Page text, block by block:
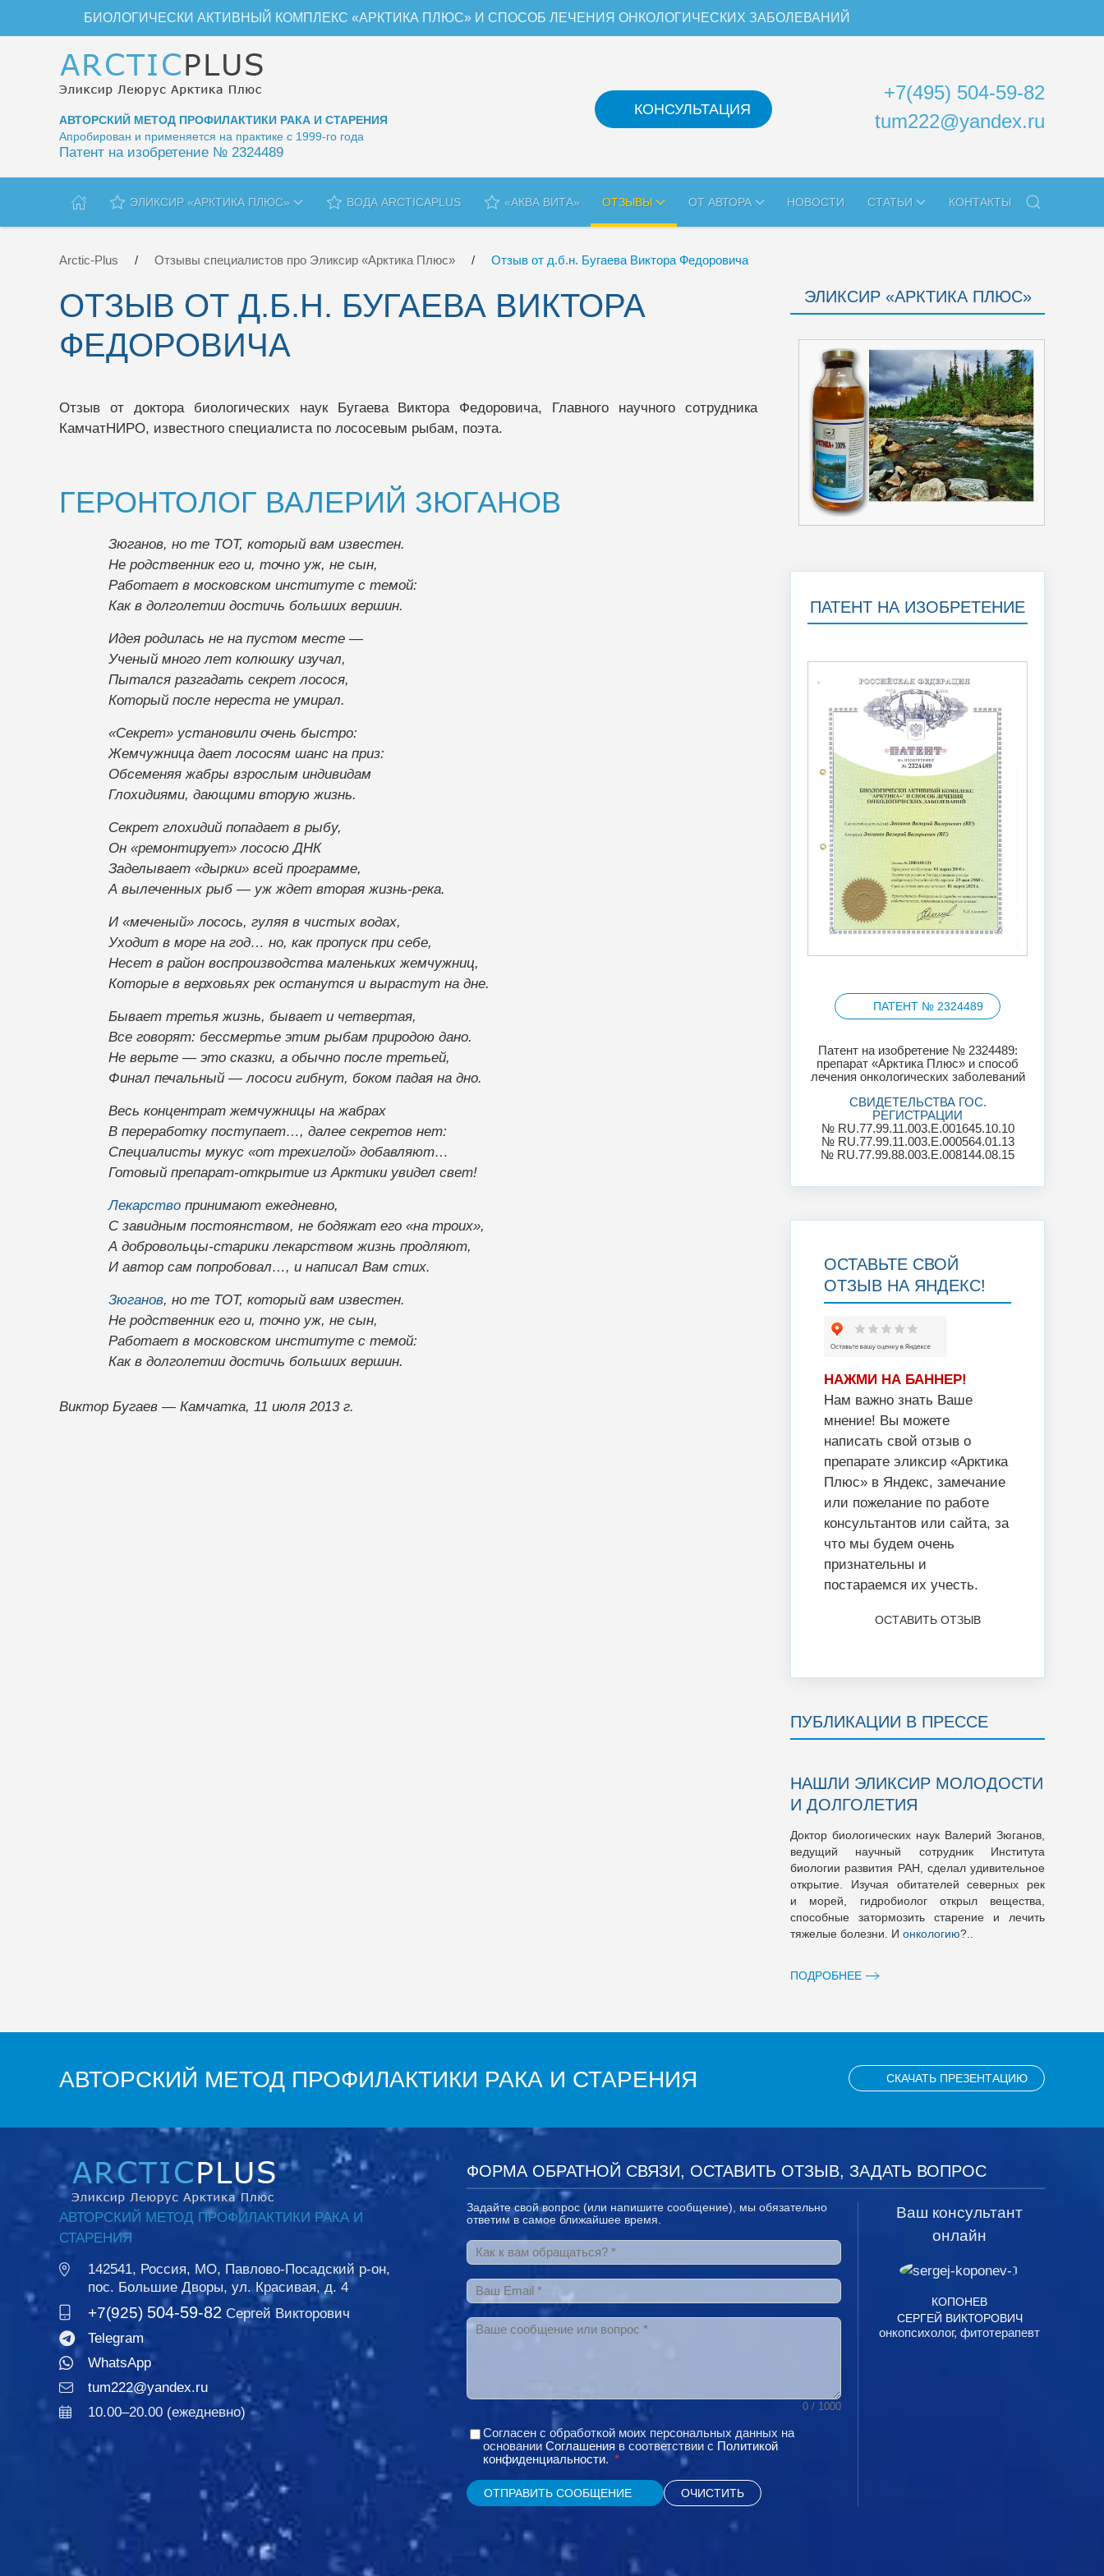
БИОЛОГИЧЕСКИ АКТИВНЫЙ КОМПЛЕКС «АРКТИКА ПЛЮС» И СПОСОБ ЛЕЧЕНИЯ ОНКОЛОГИЧЕСКИХ ЗАБОЛЕВАНИЙ
АВТОРСКИЙ МЕТОД ПРОФИЛАКТИКИ РАКА И СТАРЕНИЯ
Апробирован и применяется на практике с 1999-го года
Патент на изобретение № 2324489
КОНСУЛЬТАЦИЯ
+7(495) 504-59-82
tum222@yandex.ru
ЭЛИКСИР «АРКТИКА ПЛЮС» ВОДА ARCTICAPLUS «АКВА ВИТА» ОТЗЫВЫ ОТ АВТОРА НОВОСТИ СТАТЬИ КОНТАКТЫ
Arctic-Plus Отзывы специалистов про Эликсир «Арктика Плюс» Отзыв от д.б.н. Бугаева Виктора Федоровича
ОТЗЫВ ОТ Д.Б.Н. БУГАЕВА ВИКТОРА
ФЕДОРОВИЧА
Отзыв от доктора биологических наук Бугаева Виктора Федоровича, Главного научного сотрудника
КамчатНИРО, известного специалиста по лососевым рыбам, поэта.
ГЕРОНТОЛОГ ВАЛЕРИЙ ЗЮГАНОВ
Зюганов, но те ТОТ, который вам известен.
Не родственник его и, точно уж, не сын,
Работает в московском институте с темой:
Как в долголетии достичь больших вершин.
Идея родилась не на пустом месте —
Ученый много лет колюшку изучал,
Пытался разгадать секрет лосося,
Который после нереста не умирал.
«Секрет» установили очень быстро:
Жемчужница дает лососям шанс на приз:
Обсеменяя жабры взрослым индивидам
Глохидиями, дающими вторую жизнь.
Секрет глохидий попадает в рыбу,
Он «ремонтирует» лососю ДНК
Заделывает «дырки» всей программе,
А вылеченных рыб — уж ждет вторая жизнь-река.
И «меченый» лосось, гуляя в чистых водах,
Уходит в море на год… но, как пропуск при себе,
Несет в район воспроизводства маленьких жемчужниц,
Которые в верховьях рек останутся и вырастут на дне.
Бывает третья жизнь, бывает и четвертая,
Все говорят: бессмертье этим рыбам природою дано.
Не верьте — это сказки, а обычно после третьей,
Финал печальный — лососи гибнут, боком падая на дно.
Весь концентрат жемчужницы на жабрах
В переработку поступает…, далее секретов нет:
Специалисты мукус «от трехиглой» добавляют…
Готовый препарат-открытие из Арктики увидел свет!
Лекарство принимают ежедневно,
С завидным постоянством, не бодяжат его «на троих»,
А добровольцы-старики лекарством жизнь продляют,
И автор сам попробовал…, и написал Вам стих.
Зюганов, но те ТОТ, который вам известен.
Не родственник его и, точно уж, не сын,
Работает в московском институте с темой:
Как в долголетии достичь больших вершин.
Виктор Бугаев — Камчатка, 11 июля 2013 г.
ЭЛИКСИР «АРКТИКА ПЛЮС»
ПАТЕНТ НА ИЗОБРЕТЕНИЕ
ПАТЕНТ № 2324489
Патент на изобретение № 2324489:
препарат «Арктика Плюс» и способ
лечения онкологических заболеваний
СВИДЕТЕЛЬСТВА ГОС.
РЕГИСТРАЦИИ
№ RU.77.99.11.003.Е.001645.10.10
№ RU.77.99.11.003.E.000564.01.13
№ RU.77.99.88.003.E.008144.08.15
ОСТАВЬТЕ СВОЙ
ОТЗЫВ НА ЯНДЕКС!
НАЖМИ НА БАННЕР!
Нам важно знать Ваше
мнение! Вы можете
написать свой отзыв о
препарате эликсир «Арктика
Плюс» в Яндекс, замечание
или пожелание по работе
консультантов или сайта, за
что мы будем очень
признательны и
постараемся их учесть.
ОСТАВИТЬ ОТЗЫВ
ПУБЛИКАЦИИ В ПРЕССЕ
НАШЛИ ЭЛИКСИР МОЛОДОСТИ
И ДОЛГОЛЕТИЯ
Доктор биологических наук Валерий Зюганов,
ведущий научный сотрудник Института
биологии развития РАН, сделал удивительное
открытие. Изучая обитателей северных рек
и морей, гидробиолог открыл вещества,
способные затормозить старение и лечить
тяжелые болезни. И онкологию?..
ПОДРОБНЕЕ
АВТОРСКИЙ МЕТОД ПРОФИЛАКТИКИ РАКА И СТАРЕНИЯ СКАЧАТЬ ПРЕЗЕНТАЦИЮ
АВТОРСКИЙ МЕТОД ПРОФИЛАКТИКИ РАКА И
СТАРЕНИЯ
142541, Россия, МО, Павлово-Посадский р-он,
пос. Большие Дворы, ул. Красивая, д. 4
+7(925) 504-59-82 Сергей Викторович
Telegram
WhatsApp
tum222@yandex.ru
10.00–20.00 (ежедневно)
ФОРМА ОБРАТНОЙ СВЯЗИ, ОСТАВИТЬ ОТЗЫВ, ЗАДАТЬ ВОПРОС
Задайте свой вопрос (или напишите сообщение), мы обязательно
ответим в самое ближайшее время.
Как к вам обращаться?*
Ваш Email*
Ваше сообщение или вопрос*
0 / 1000
Согласен с обработкой моих персональных данных на
основании Соглашения в соответствии с Политикой
конфиденциальности. *
ОТПРАВИТЬ СООБЩЕНИЕ ОЧИСТИТЬ
Ваш консультант
онлайн
КОПОНЕВ
СЕРГЕЙ ВИКТОРОВИЧ
онкопсихолог, фитотерапевт